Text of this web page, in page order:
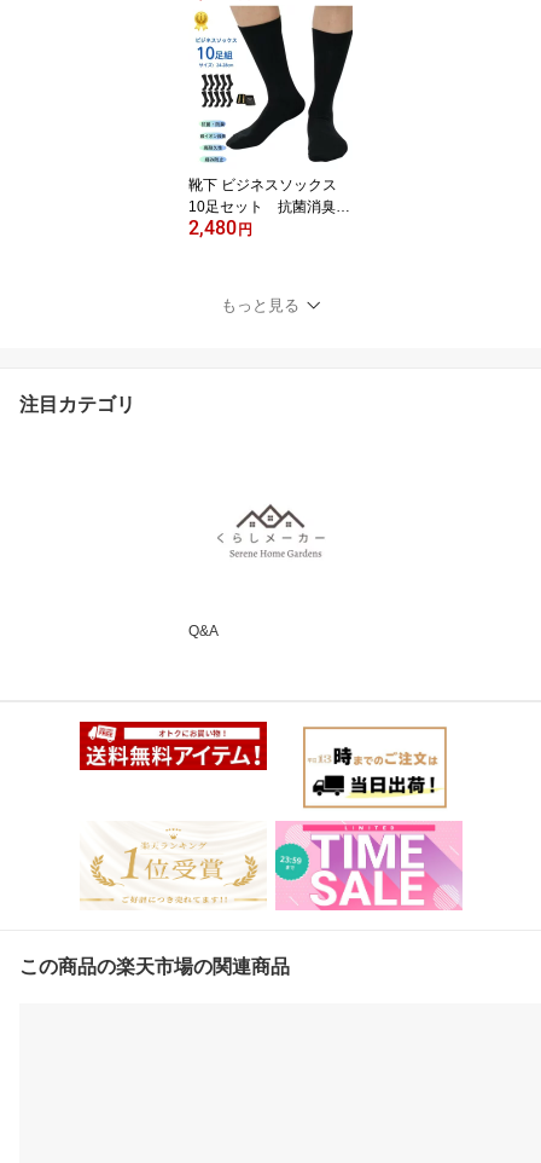
イプ 32枚/6畳セット
靴下 ビジネスソックス
10足セット 抗菌消臭
24-28サイズ ギフト
2,480 円
もっと見る
注目カテゴリ
Q&A
この商品の楽天市場の関連商品